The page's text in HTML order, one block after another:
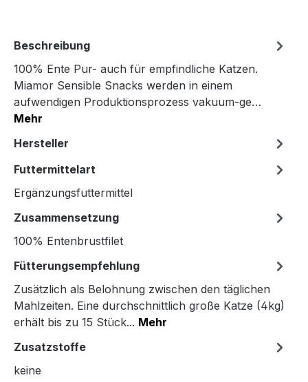
Beschreibung
100% Ente Pur- auch für empfindliche Katzen.
Miamor Sensible Snacks werden in einem
aufwendigen Produktionsprozess vakuum-ge…
Mehr
Hersteller
Futtermittelart
Ergänzungsfuttermittel
Zusammensetzung
100% Entenbrustfilet
Fütterungsempfehlung
Zusätzlich als Belohnung zwischen den täglichen
Mahlzeiten. Eine durchschnittlich große Katze (4kg)
erhält bis zu 15 Stück... Mehr
Zusatzstoffe
keine